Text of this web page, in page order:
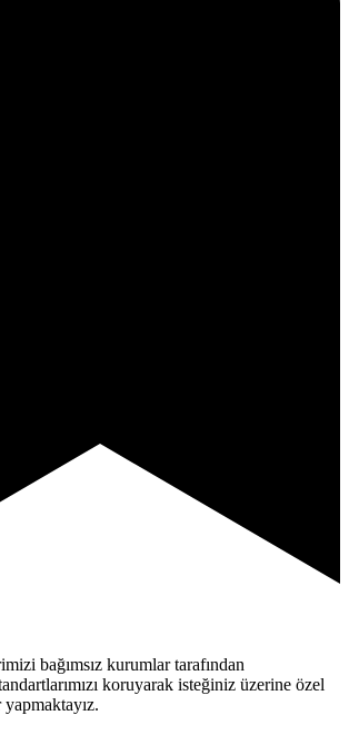
bağımsız kurumlar tarafından
koruyarak isteğiniz üzerine özel